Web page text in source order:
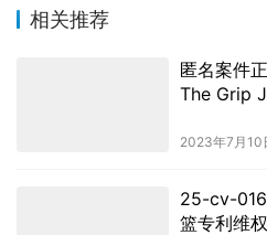
相关推荐
匿名案件
The Grip
2023年7月10
25-cv-
篮专利维